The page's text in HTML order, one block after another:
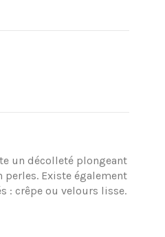
un décolleté plongeant
Existe également
: crêpe ou velours lisse.